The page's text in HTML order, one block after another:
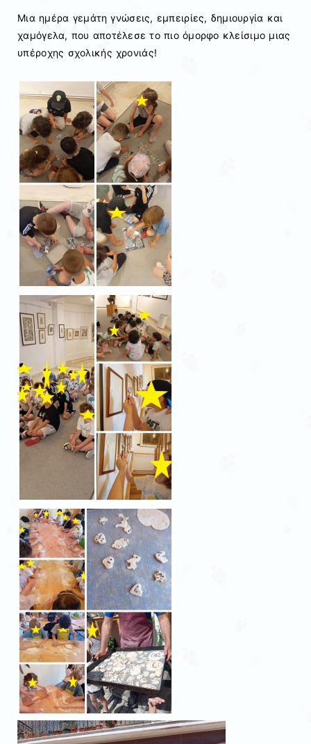
Μια ημέρα γεμάτη γνώσεις, εμπειρίες, δημιουργία και
χαμόγελα, που αποτέλεσε το πιο όμορφο κλείσιμο μιας
υπέροχης σχολικής χρονιάς!